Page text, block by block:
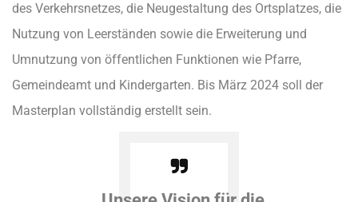
des Verkehrsnetzes, die Neugestaltung des Ortsplatzes, die
Nutzung von Leerständen sowie die Erweiterung und
Umnutzung von öffentlichen Funktionen wie Pfarre,
Gemeindeamt und Kindergarten. Bis März 2024 soll der
Masterplan vollständig erstellt sein.